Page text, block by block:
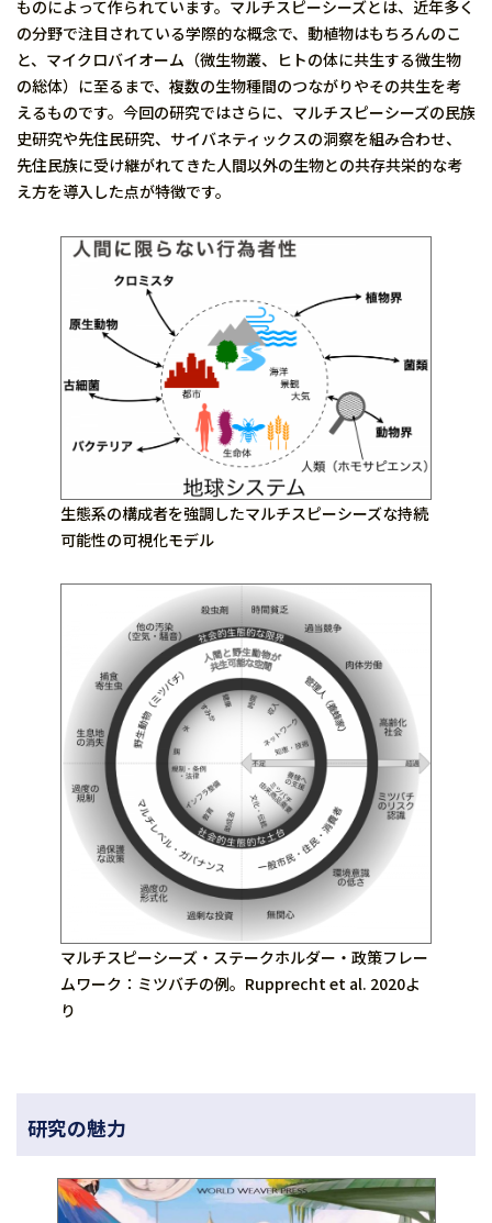
ものによって作られています。マルチスピーシーズとは、近年多く
の分野で注目されている学際的な概念で、動植物はもちろんのこ
と、マイクロバイオーム（微生物叢、ヒトの体に共生する微生物
の総体）に至るまで、複数の生物種間のつながりやその共生を考
えるものです。今回の研究ではさらに、マルチスピーシーズの民族
史研究や先住民研究、サイバネティックスの洞察を組み合わせ、
先住民族に受け継がれてきた人間以外の生物との共存共栄的な考
え方を導入した点が特徴です。
生態系の構成者を強調したマルチスピーシーズな持続
可能性の可視化モデル
マルチスピーシーズ・ステークホルダー・政策フレー
ムワーク：ミツバチの例。Rupprecht et al. 2020よ
り
研究の魅力